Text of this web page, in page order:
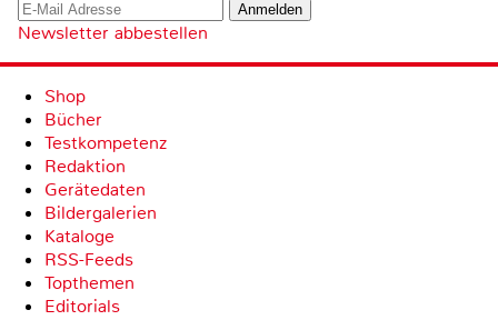
Newsletter abbestellen
Shop
Bücher
Testkompetenz
Redaktion
Gerätedaten
Bildergalerien
Kataloge
RSS-Feeds
Topthemen
Editorials